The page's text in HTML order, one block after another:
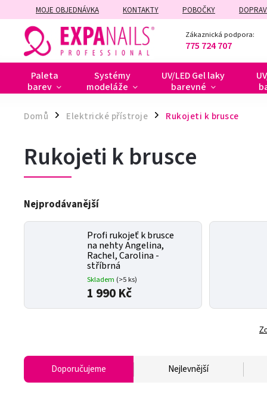
MOJE OBJEDNÁVKA KONTAKTY POBOČKY
ZÁRUČNÍ A POZÁRUČNÍ OPRAVY
Zákaznická podpora:
775 724 707
Paleta
barev
Systémy
modeláže
UV/LED Gel laky
barevné
Domů / Elektrické přístroje / Rukojeti k brusce
Rukojeti k brusce
Nejprodávanější
Profi rukojeť k brusce
na nehty Angelina,
Rachel, Carolina -
stříbrná
Skladem (>5 ks)
1 990 Kč
Doporučujeme Nejlevnější